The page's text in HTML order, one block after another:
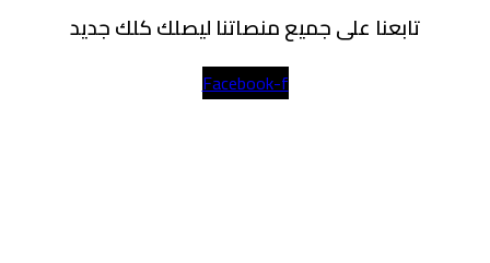
تابعنا على جميع منصاتنا ليصلك كلك جديد
Facebook-f